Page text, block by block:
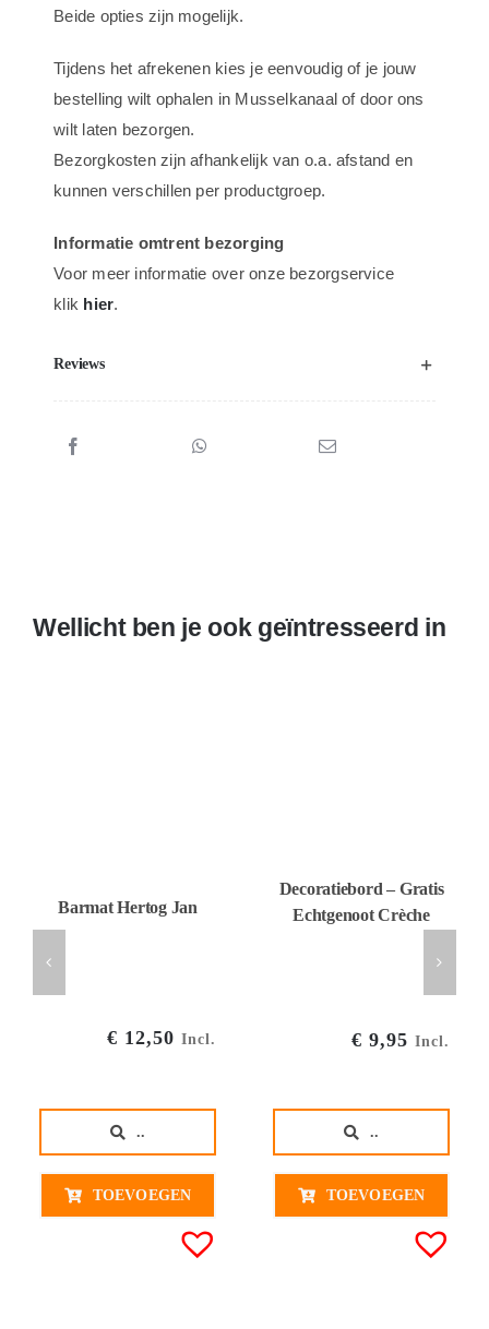
Beide opties zijn mogelijk.
Tijdens het afrekenen kies je eenvoudig of je jouw
bestelling wilt ophalen in Musselkanaal of door ons
wilt laten bezorgen.
Bezorgkosten zijn afhankelijk van o.a. afstand en
kunnen verschillen per productgroep.
Informatie omtrent bezorging
Voor meer informatie over onze bezorgservice
klik hier.
Reviews
Wellicht ben je ook geïntresseerd in
Barmat Hertog Jan
€ 12,50 Incl.
..
TOEVOEGEN
Decoratiebord – Gratis
Echtgenoot Crèche
€ 9,95 Incl.
..
TOEVOEGEN